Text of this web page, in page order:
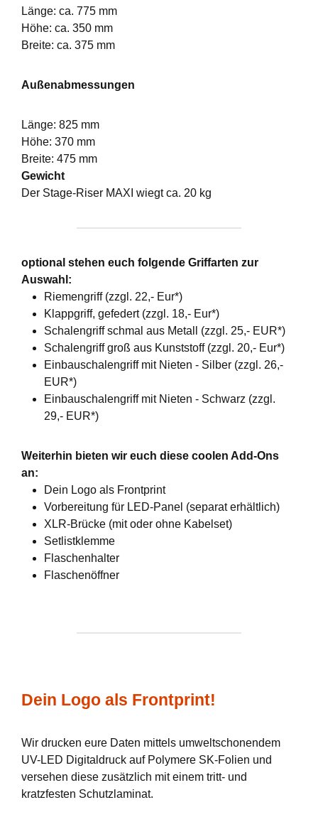
Länge: ca. 775 mm
Höhe: ca. 350 mm
Breite: ca. 375 mm
Außenabmessungen
Länge: 825 mm
Höhe: 370 mm
Breite: 475 mm
Gewicht
Der Stage-Riser MAXI wiegt ca. 20 kg
optional stehen euch folgende Griffarten zur
Auswahl:
Riemengriff (zzgl. 22,- Eur*)
Klappgriff, gefedert (zzgl. 18,- Eur*)
Schalengriff schmal aus Metall (zzgl. 25,- EUR*)
Schalengriff groß aus Kunststoff (zzgl. 20,- Eur*)
Einbauschalengriff mit Nieten - Silber (zzgl. 26,-
EUR*)
Einbauschalengriff mit Nieten - Schwarz (zzgl.
29,- EUR*)
Weiterhin bieten wir euch diese coolen Add-Ons
an:
Dein Logo als Frontprint
Vorbereitung für LED-Panel (separat erhältlich)
XLR-Brücke (mit oder ohne Kabelset)
Setlistklemme
Flaschenhalter
Flaschenöffner
Dein Logo als Frontprint!
Wir drucken eure Daten mittels umweltschonendem
UV-LED Digitaldruck auf Polymere SK-Folien und
versehen diese zusätzlich mit einem tritt- und
kratzfesten Schutzlaminat.